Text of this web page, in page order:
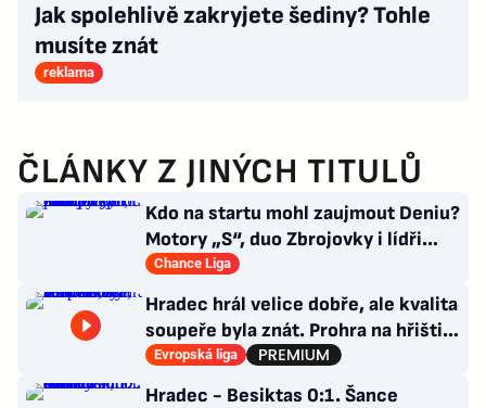
Jak spolehlivě zakryjete šediny? Tohle
musíte znát
reklama
ČLÁNKY Z JINÝCH TITULŮ
Kdo na startu mohl zaujmout Deniu?
Motory „S“, duo Zbrojovky i lídři
pohárových zástupců
Chance Liga
Hradec hrál velice dobře, ale kvalita
soupeře byla znát. Prohra na hřišti,
výhra v hledišti
Evropská liga
Hradec - Besiktas 0:1. Šance